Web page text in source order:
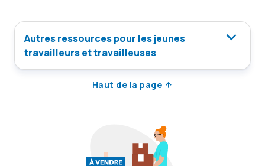
Autres ressources pour les jeunes
travailleurs et travailleuses
Haut de la page